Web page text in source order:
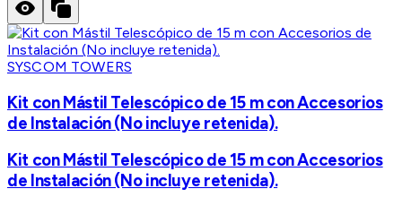
SYSCOM TOWERS
Kit con Mástil Telescópico de 15 m con Accesorios
de Instalación (No incluye retenida).
Kit con Mástil Telescópico de 15 m con Accesorios
de Instalación (No incluye retenida).